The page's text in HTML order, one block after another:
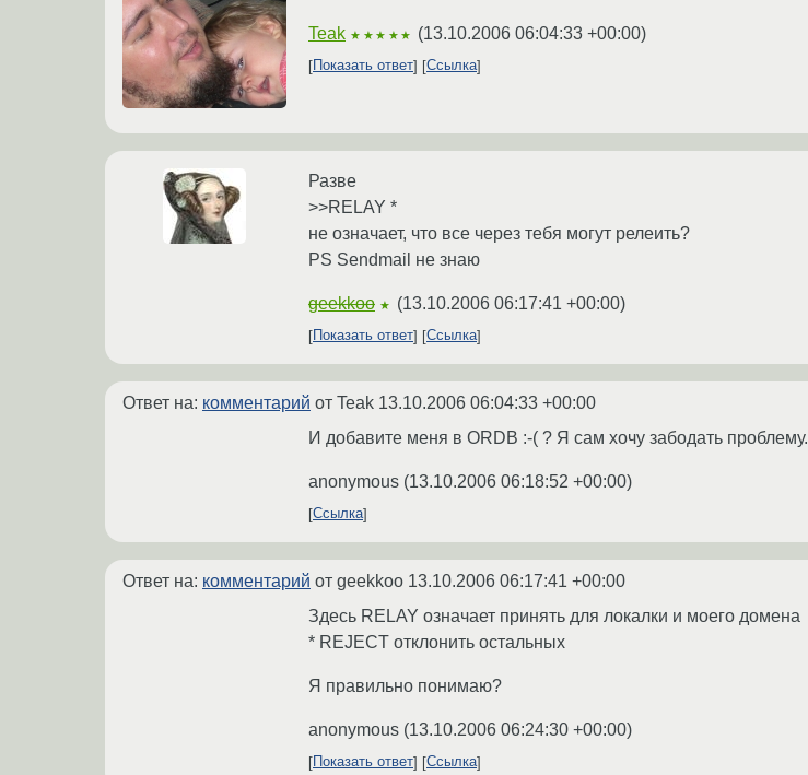
Teak ★★★★★ (13.10.2006 06:04:33 +00:00)
Показать ответ Ссылка
Разве
>>RELAY *
не означает, что все через тебя могут релеить?
PS Sendmail не знаю
geekkoo ★ (13.10.2006 06:17:41 +00:00)
Показать ответ Ссылка
Ответ на: комментарий от Teak 13.10.2006 06:04:33 +00:00
И добавите меня в ORDB :-( ? Я сам хочу забодать проблему.
anonymous (13.10.2006 06:18:52 +00:00)
Ссылка
Ответ на: комментарий от geekkoo 13.10.2006 06:17:41 +00:00
Здесь RELAY означает принять для локалки и моего домена
* REJECT отклонить остальных
Я правильно понимаю?
anonymous (13.10.2006 06:24:30 +00:00)
Показать ответ Ссылка